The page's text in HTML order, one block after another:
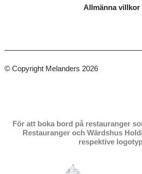
Allmänna villkor
© Copyright Melanders 2026
För att boka bord på restauranger
Restauranger och Wärdshus
respektive